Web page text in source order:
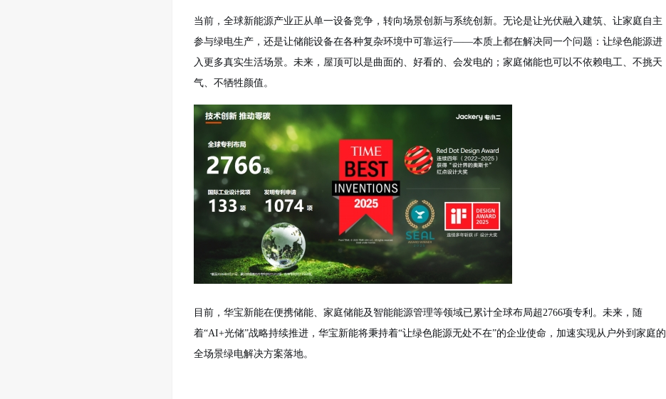
当前，全球新能源产业正从单一设备竞争，转向场景创新与系统创新。 无论是让光伏融入建筑、让家庭自主
参与绿电生产，还是让储能设备在各种复杂环境中可靠运行——本质上都在解决同一个问题：让绿色能源进
入更多真实生活场景。未来，屋顶可以是曲面的、好看的、会发电的；家庭储能也可以不依赖电工、不挑天
气、不牺牲颜值。
目前，华宝新能在便携储能、家庭储能及智能能源管理等领域已累计全球布局超2766项专利。未来，随
着“AI+光储”战略持续推进，华宝新能将秉持着“让绿色能源无处不在”的企业使命，加速实现从户外到家庭的
全场景绿电解决方案落地。